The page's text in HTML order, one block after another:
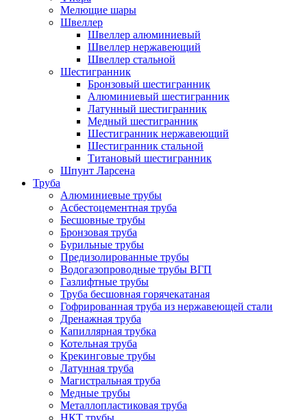
Мелющие шары
Швеллер
Швеллер алюминиевый
Швеллер нержавеющий
Швеллер стальной
Шестигранник
Бронзовый шестигранник
Алюминиевый шестигранник
Латунный шестигранник
Медный шестигранник
Шестигранник нержавеющий
Шестигранник стальной
Титановый шестигранник
Шпунт Ларсена
Труба
Алюминиевые трубы
Асбестоцементная труба
Бесшовные трубы
Бронзовая труба
Бурильные трубы
Предизолированные трубы
Водогазопроводные трубы ВГП
Газлифтные трубы
Труба бесшовная горячекатаная
Гофрированная труба из нержавеющей стали
Дренажная труба
Капиллярная трубка
Котельная труба
Крекинговые трубы
Латунная труба
Магистральная труба
Медные трубы
Металлопластиковая труба
НКТ трубы